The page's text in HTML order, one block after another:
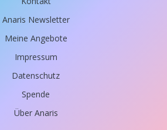
Anaris Newsletter
Meine Angebote
Impressum
Datenschutz
Spende
Über Anaris